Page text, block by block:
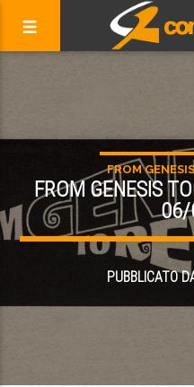
NOUVELLE VAGUE
FROM
FROM GENESIS
PUBBLICATO